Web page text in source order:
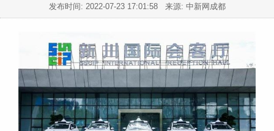
发布时间: 2022-07-23 17:01:58来源: 中新网成都